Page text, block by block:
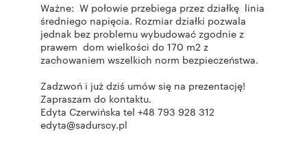
Ważne: W połowie przebiega przez działkę linia
średniego napięcia. Rozmiar działki pozwala
jednak bez problemu wybudować zgodnie z
prawem dom wielkości do 170 m2 z
zachowaniem wszelkich norm bezpieczeństwa.
Zadzwoń i już dziś umów się na prezentację!
Zapraszam do kontaktu.
Edyta Czerwińska tel +48 793 928 312
edyta@sadurscy.pl